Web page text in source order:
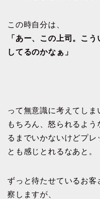
この時自分は、
「あー、この上司。こ
してるのかなぁ」
って無意識に考えてしま
もちろん、怒られるよ
るまでいかないけどプレ
とも感じとれるなあと。
ずっと待たせているお客
察しますが、